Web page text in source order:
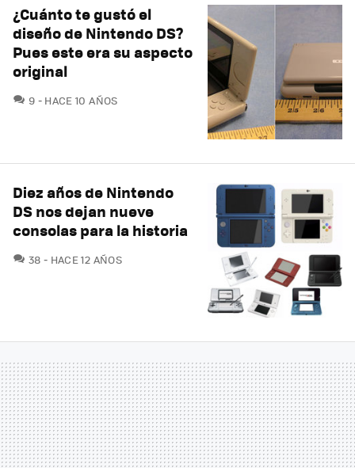
¿Cuánto te gustó el
diseño de Nintendo DS?
Pues este era su aspecto
original
9 COMENTARIOS
HACE 10 AÑOS
Diez años de Nintendo
DS nos dejan nueve
consolas para la historia
38 COMENTARIOS
HACE 12 AÑOS